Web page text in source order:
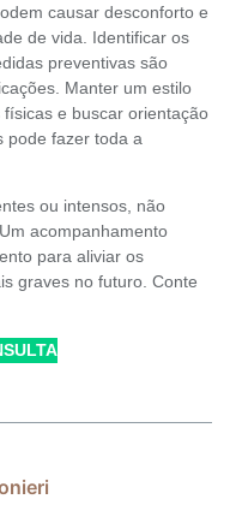
causar desconforto e
de vida. Identificar os
preventivas são
Manter um estilo
e buscar orientação
pode fazer toda a
ou intensos, não
acompanhamento
para aliviar os
graves no futuro. Conte